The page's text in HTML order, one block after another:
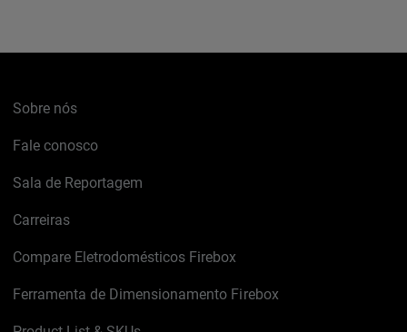
Sobre nós
Fale conosco
Sala de Reportagem
Carreiras
Compare Eletrodomésticos Firebox
Ferramenta de Dimensionamento Firebox